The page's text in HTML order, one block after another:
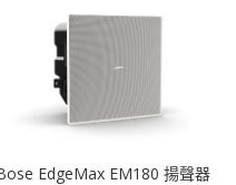
EdgeMax EM180 揚聲器